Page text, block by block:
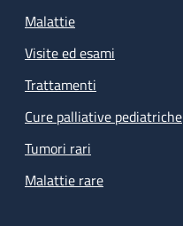
Malattie
Visite ed esami
Trattamenti
Cure palliative pediatriche
Tumori rari
Malattie rare